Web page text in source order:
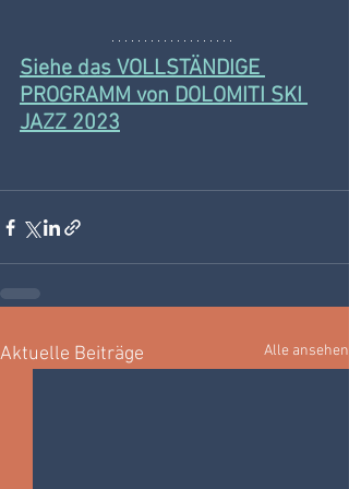
Siehe das VOLLSTÄNDIGE
PROGRAMM von DOLOMITI SKI
JAZZ 2023
Aktuelle Beiträge Alle ansehen